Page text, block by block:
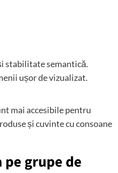
stabilitate semantică.
ușor de vizualizat.
mai accesibile pentru
și cuvinte cu consoane
grupe de